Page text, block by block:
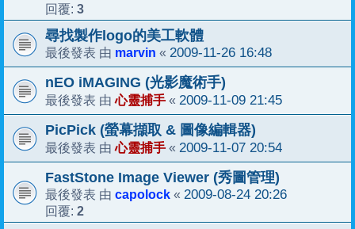
回覆: 3
尋找製作logo的美工軟體
最後發表 由 marvin « 2009-11-26 16:48
nEO iMAGING (光影魔術手)
最後發表 由心靈捕手 « 2009-11-09 21:45
PicPick (螢幕擷取 & 圖像編輯器)
最後發表 由心靈捕手 « 2009-11-07 20:54
FastStone Image Viewer (秀圖管理)
最後發表 由 capolock « 2009-08-24 20:26
回覆: 2